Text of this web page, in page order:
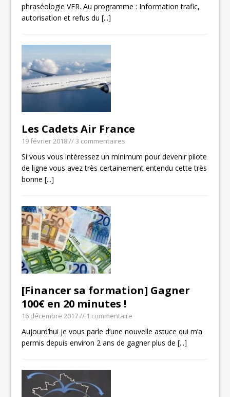
phraséologie VFR. Au programme : Information trafic,
autorisation et refus du[...]
Les Cadets Air France
19 février 2018// 3 commentaires
Si vous vous intéressez un minimum pour devenir pilote
de ligne vous avez très certainement entendu cette très
bonne[...]
[Financer sa formation] Gagner
100€ en 20 minutes !
16 décembre 2017// 1 commentaire
Aujourd’hui je vous parle d’une nouvelle astuce qui m’a
permis depuis environ 2 ans de gagner plus de[...]